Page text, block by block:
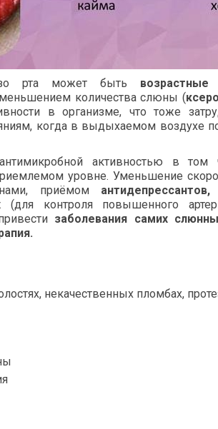
изо рта может быть возрастные
количества слюны (
в организме, что тоже
когда в выдыхаемом воздухе
активностью в том
уровне. Уменьшение
приёмом антидепрессантов,
(для контроля повышенного
заболевания самих
некачественных пломбах,